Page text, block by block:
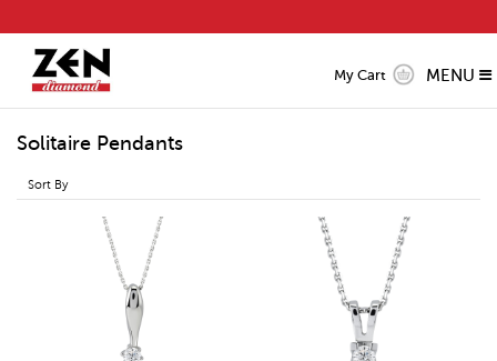
MENU
My Cart
Solitaire Pendants
Sort By